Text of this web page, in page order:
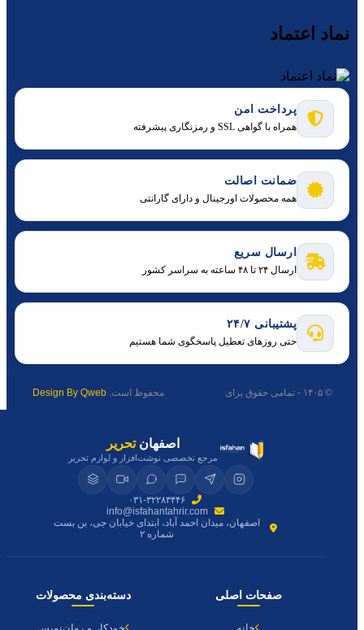
نماد اعتماد
پرداخت امن
همراه با گواهی SSL و رمزنگاری پیشرفته
ضمانت اصالت
همه محصولات اورجینال و دارای گارانتی
ارسال سریع
ارسال ۲۴ تا ۴۸ ساعته به سراسر کشور
پشتیبانی ۲۴/۷
حتی روزهای تعطیل پاسخگوی شما هستیم
© ۱۴۰۵ - تمامی حقوق برای محفوظ است.Design By Qweb
اصفهانتحریر
مرجع تخصصی نوشت‌افزار و لوازم تحریر
۰۳۱-۳۲۲۸۳۴۴۶
info@isfahantahrir.com
اصفهان، میدان احمد آباد، ابتدای خیابان جی، بن بست
شماره ۲
صفحات اصلی دسته‌بندی محصولات